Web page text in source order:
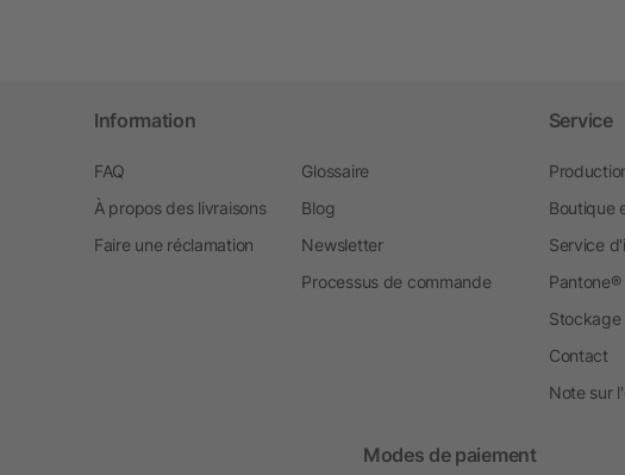
Information
FAQ
À propos des livraisons
Faire une réclamation
Glossaire
Blog
Newsletter
Processus de commande
Service
Boutique
Service
Pantone®
Stockage
Contact
Note sur
Modes de paiement